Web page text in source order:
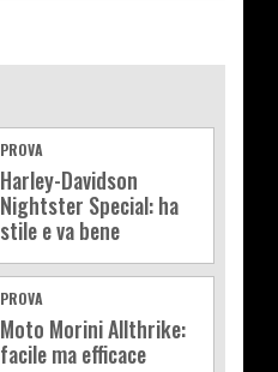
PROVA
Harley-Davidson
Nightster Special: ha
stile e va bene
PROVA
Moto Morini Allthrike:
facile ma efficace